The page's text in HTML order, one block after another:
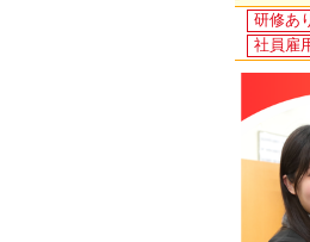
研修あ
社員雇